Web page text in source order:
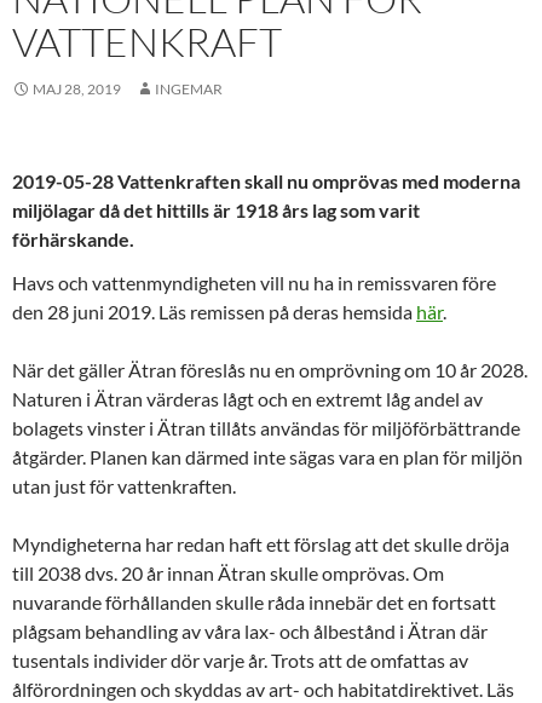
VATTENKRAFT
MAJ 28, 2019 INGEMAR
2019-05-28 Vattenkraften skall nu omprövas med moderna
miljölagar då det hittills är 1918 års lag som varit
förhärskande.
Havs och vattenmyndigheten vill nu ha in remissvaren före
den 28 juni 2019. Läs remissen på deras hemsida här.
När det gäller Ätran föreslås nu en omprövning om 10 år 2028.
Naturen i Ätran värderas lågt och en extremt låg andel av
bolagets vinster i Ätran tillåts användas för miljöförbättrande
åtgärder. Planen kan därmed inte sägas vara en plan för miljön
utan just för vattenkraften.
Myndigheterna har redan haft ett förslag att det skulle dröja
till 2038 dvs. 20 år innan Ätran skulle omprövas. Om
nuvarande förhållanden skulle råda innebär det en fortsatt
plågsam behandling av våra lax- och ålbestånd i Ätran där
tusentals individer dör varje år. Trots att de omfattas av
ålförordningen och skyddas av art- och habitatdirektivet. Läs